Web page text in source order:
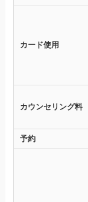
カード使用
カウンセリング料
予約